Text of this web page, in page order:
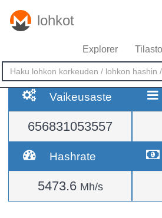
lohkot
Explorer
Vaikeusaste
656831053557
Hashrate
5473.6 Mh/s